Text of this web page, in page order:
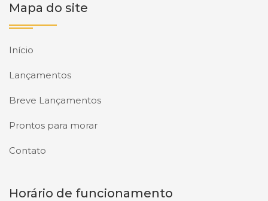
Mapa do site
Início
Lançamentos
Breve Lançamentos
Prontos para morar
Contato
Horário de funcionamento